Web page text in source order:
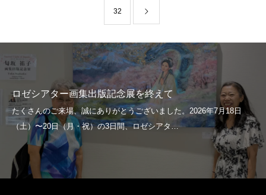
32
ロゼシアター画集出版記念展を終えて